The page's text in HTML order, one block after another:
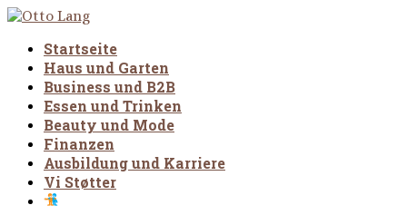
Startseite
Haus und Garten
Business und B2B
Essen und Trinken
Beauty und Mode
Finanzen
Ausbildung und Karriere
Vi Støtter